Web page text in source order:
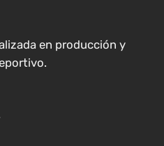
elegir
en
en producción y